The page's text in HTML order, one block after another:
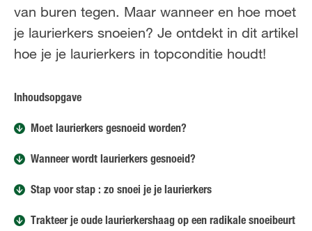
van buren tegen. Maar wanneer en hoe moet
je laurierkers snoeien? Je ontdekt in dit artikel
hoe je je laurierkers in topconditie houdt!
Inhoudsopgave
Moet laurierkers gesnoeid worden?
Wanneer wordt laurierkers gesnoeid?
Stap voor stap : zo snoei je je laurierkers
Trakteer je oude laurierkershaag op een radikale snoeibeurt